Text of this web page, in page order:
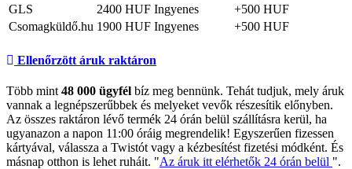
GLS
2400 HUF Ingyenes
+500 HUF
Csomagküldő.hu 1900 HUF Ingyenes +500 HUF
Ellenőrzött áruk raktáron
Több mint 48 000 ügyfél bíz meg bennünk. Tehát tudjuk, mely áruk
vannak a legnépszerűbbek és melyeket vevők részesítik előnyben.
Az összes raktáron lévő termék 24 órán belül szállításra kerül, ha
ugyanazon a napon 11:00 óráig megrendelik! Egyszerűen fizessen
kártyával, válassza a Twistót vagy a kézbesítést fizetési módként. És
másnap otthon is lehet ruháit. "Az áruk itt elérhetők 24 órán belül ".